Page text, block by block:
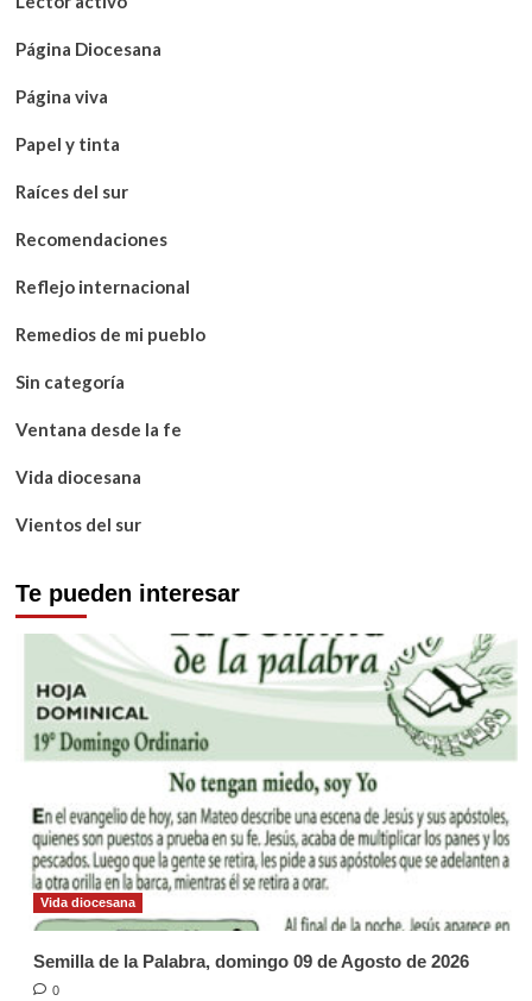
Página Diocesana
Página viva
Papel y tinta
Raíces del sur
Recomendaciones
Reflejo internacional
Remedios de mi pueblo
Sin categoría
Ventana desde la fe
Vida diocesana
Vientos del sur
Te pueden interesar
Vida diocesana
Semilla de la Palabra, domingo 09 de Agosto de 2026
0